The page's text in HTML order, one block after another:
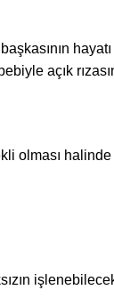
açık
olması